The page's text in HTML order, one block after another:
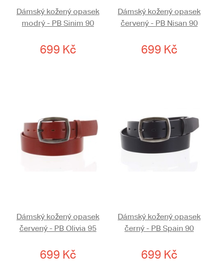
Dámský kožený opasek
modrý - PB Sinim 90
699 Kč
Dámský kožený opasek
červený - PB Nisan 90
699 Kč
Dámský kožený opasek
červený - PB Olivia 95
699 Kč
Dámský kožený opasek
černý - PB Spain 90
699 Kč